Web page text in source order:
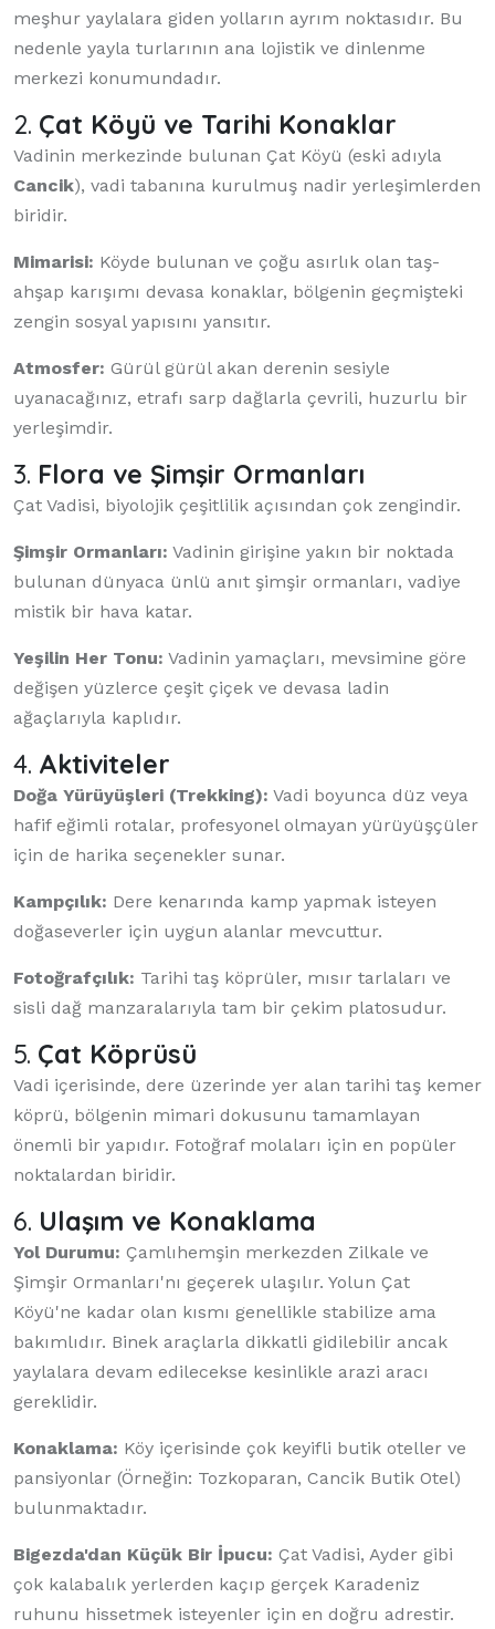
meşhur yaylalara giden yolların ayrım noktasıdır. Bu
nedenle yayla turlarının ana lojistik ve dinlenme
merkezi konumundadır.
2. Çat Köyü ve Tarihi Konaklar
Vadinin merkezinde bulunan Çat Köyü (eski adıyla
Cancik), vadi tabanına kurulmuş nadir yerleşimlerden
biridir.
Mimarisi: Köyde bulunan ve çoğu asırlık olan taş-
ahşap karışımı devasa konaklar, bölgenin geçmişteki
zengin sosyal yapısını yansıtır.
Atmosfer: Gürül gürül akan derenin sesiyle
uyanacağınız, etrafı sarp dağlarla çevrili, huzurlu bir
yerleşimdir.
3. Flora ve Şimşir Ormanları
Çat Vadisi, biyolojik çeşitlilik açısından çok zengindir.
Şimşir Ormanları: Vadinin girişine yakın bir noktada
bulunan dünyaca ünlü anıt şimşir ormanları, vadiye
mistik bir hava katar.
Yeşilin Her Tonu: Vadinin yamaçları, mevsimine göre
değişen yüzlerce çeşit çiçek ve devasa ladin
ağaçlarıyla kaplıdır.
4. Aktiviteler
Doğa Yürüyüşleri (Trekking): Vadi boyunca düz veya
hafif eğimli rotalar, profesyonel olmayan yürüyüşçüler
için de harika seçenekler sunar.
Kampçılık: Dere kenarında kamp yapmak isteyen
doğaseverler için uygun alanlar mevcuttur.
Fotoğrafçılık: Tarihi taş köprüler, mısır tarlaları ve
sisli dağ manzaralarıyla tam bir çekim platosudur.
5. Çat Köprüsü
Vadi içerisinde, dere üzerinde yer alan tarihi taş kemer
köprü, bölgenin mimari dokusunu tamamlayan
önemli bir yapıdır. Fotoğraf molaları için en popüler
noktalardan biridir.
6. Ulaşım ve Konaklama
Yol Durumu: Çamlıhemşin merkezden Zilkale ve
Şimşir Ormanları'nı geçerek ulaşılır. Yolun Çat
Köyü'ne kadar olan kısmı genellikle stabilize ama
bakımlıdır. Binek araçlarla dikkatli gidilebilir ancak
yaylalara devam edilecekse kesinlikle arazi aracı
gereklidir.
Konaklama: Köy içerisinde çok keyifli butik oteller ve
pansiyonlar (Örneğin: Tozkoparan, Cancik Butik Otel)
bulunmaktadır.
Bigezda'dan Küçük Bir İpucu: Çat Vadisi, Ayder gibi
çok kalabalık yerlerden kaçıp gerçek Karadeniz
ruhunu hissetmek isteyenler için en doğru adrestir.